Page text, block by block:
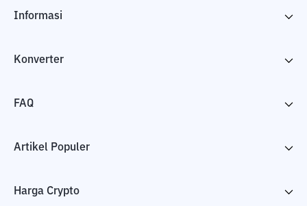
Informasi
Konverter
FAQ
Artikel Populer
Harga Crypto